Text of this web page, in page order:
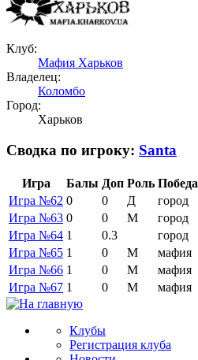
Клуб:
Мафия Харьков
Владелец:
Коломбо
Город:
Харьков
Сводка по игроку: Santa
Игра Балы Доп Роль Победа
Игра №62 0 0 Д
город
Игра №63 0 0 М
город
Игра №64 1 0.3
город
Игра №65 1 0 М
мафия
Игра №66 1 0 М
мафия
Игра №67 1 0 М мафия
Клубы
Регистрация клуба